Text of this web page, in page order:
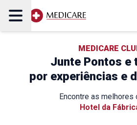
MEDICARE
Junte Pontos e
por experiências e
Encontre as melhores
Hotel da